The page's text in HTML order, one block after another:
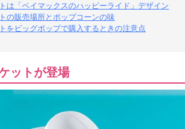
は「ベイマックスのハッピーライド」デザイン
の販売場所とポップコーンの味
をビッグポップで購入するときの注意点
ットが登場